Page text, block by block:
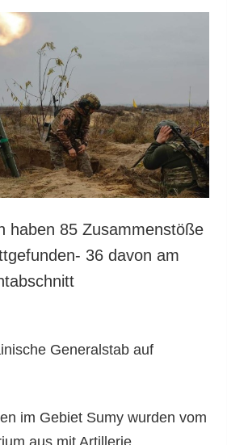
haben 85 Zusammenstöße
36 davon am
Generalstab auf
im Gebiet Sumy wurden vom
aus mit Artillerie